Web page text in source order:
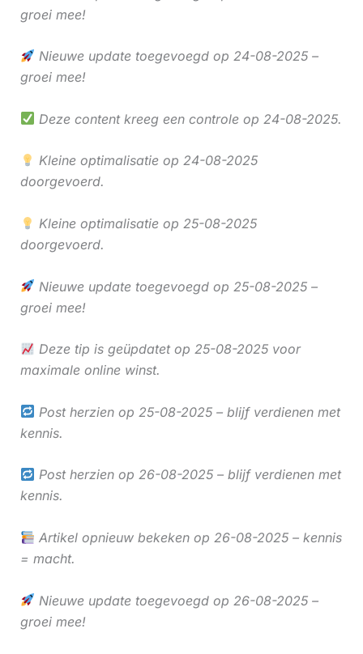
groei mee!
Nieuwe update toegevoegd op 24-08-2025 –
groei mee!
Deze content kreeg een controle op 24-08-2025.
Kleine optimalisatie op 24-08-2025
doorgevoerd.
Kleine optimalisatie op 25-08-2025
doorgevoerd.
Nieuwe update toegevoegd op 25-08-2025 –
groei mee!
Deze tip is geüpdatet op 25-08-2025 voor
maximale online winst.
Post herzien op 25-08-2025 – blijf verdienen met
kennis.
Post herzien op 26-08-2025 – blijf verdienen met
kennis.
Artikel opnieuw bekeken op 26-08-2025 – kennis
= macht.
Nieuwe update toegevoegd op 26-08-2025 –
groei mee!